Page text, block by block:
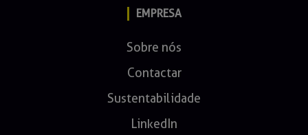
EMPRESA
Sobre nós
Contactar
Sustentabilidade
LinkedIn